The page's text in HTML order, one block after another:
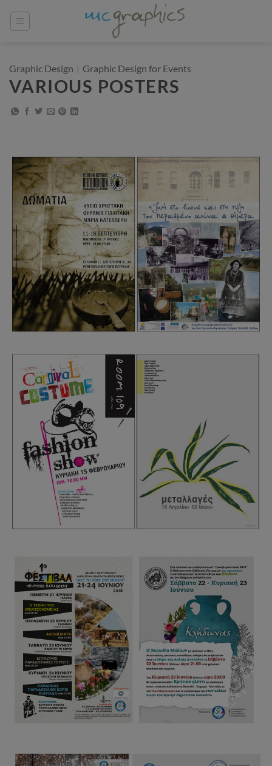
Graphic Design | Graphic Design for Events
VARIOUS POSTERS